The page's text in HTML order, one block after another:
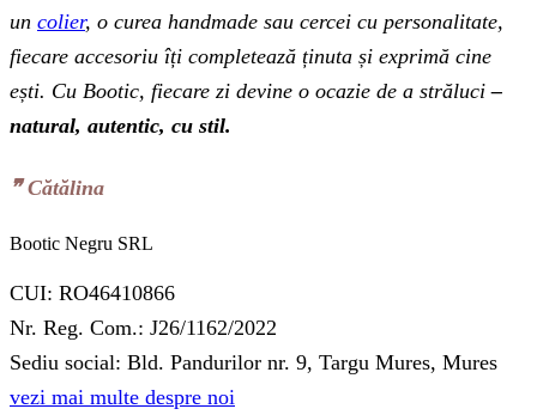
un colier, o curea handmade sau cercei cu personalitate,
fiecare accesoriu îți completează ținuta și exprimă cine
ești. Cu Bootic, fiecare zi devine o ocazie de a străluci –
natural, autentic, cu stil.
❞‬ Cătălina
Bootic Negru SRL
CUI: RO46410866
Nr. Reg. Com.: J26/1162/2022
Sediu social: Bld. Pandurilor nr. 9, Targu Mures, Mures
vezi mai multe despre noi